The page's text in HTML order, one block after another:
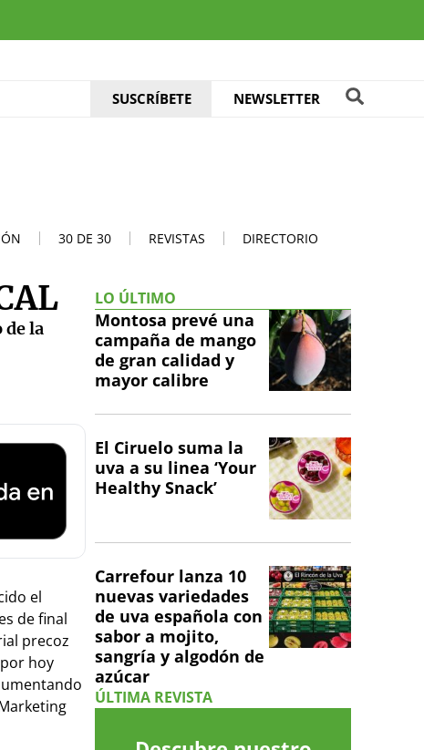
SUSCRÍBETE NEWSLETTER
30 DE 30 REVISTAS DIRECTORIO
de la
el
de final
precoz
hoy
LO ÚLTIMO
Montosa prevé una
campaña de mango
de gran calidad y
mayor calibre
El Ciruelo suma la
uva a su linea ‘Your
Healthy Snack’
Carrefour lanza 10
nuevas variedades
de uva española con
sabor a mojito,
sangría y algodón de
azúcar
ÚLTIMA REVISTA